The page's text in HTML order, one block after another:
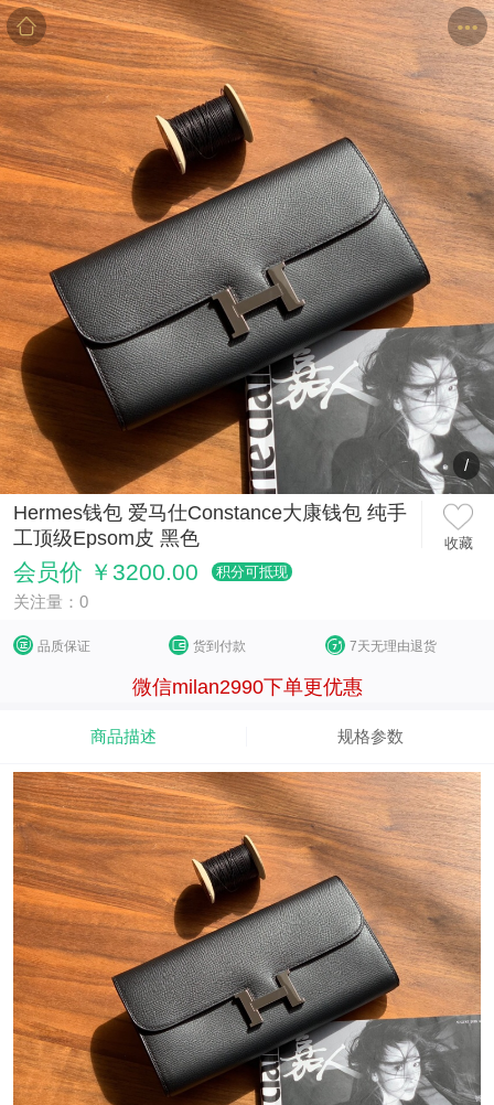
商品 详情 评价
/
Hermes钱包 爱马仕Constance大康钱包 纯手
工顶级Epsom皮 黑色
收藏
会员价 ￥3200.00 积分可抵现
关注量：0
品质保证 货到付款 7天无理由退货
微信milan2990下单更优惠
商品描述 规格参数